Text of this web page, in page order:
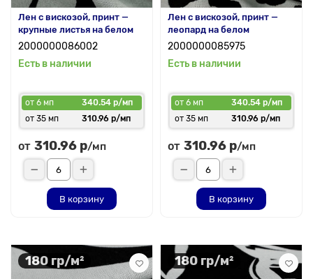
Лен с вискозой, принт —
крупные листья на белом
2000000086002
Есть в наличии
от 6 мп
340.54 р/мп
от 35 мп
310.96 р/мп
от 310.96 р/мп
В корзину
Лен с вискозой, принт —
леопард на белом
2000000085975
Есть в наличии
от 6 мп
340.54 р/мп
от 35 мп
310.96 р/мп
от 310.96 р/мп
В корзину
180 гр/м² 180 гр/м²